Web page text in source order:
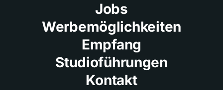
Jobs
Werbemöglichkeiten
Empfang
Studioführungen
Kontakt